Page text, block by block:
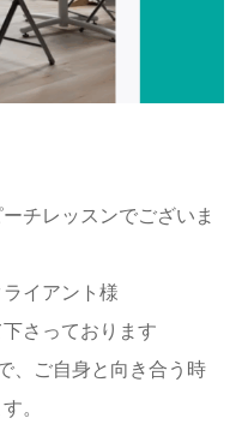
チレッスンでございま
イアント様
さっております
、ご自身と向き合う時
。